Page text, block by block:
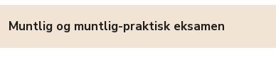
Muntlig og muntlig-praktisk eksamen